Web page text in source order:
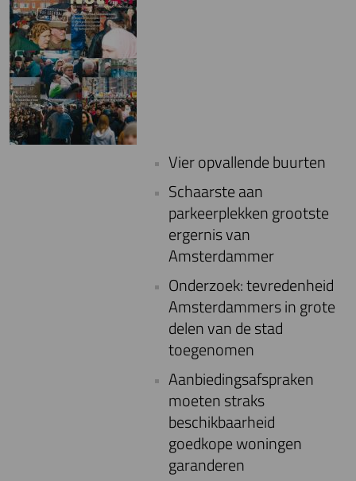
Vier opvallende buurten
Schaarste aan
parkeerplekken grootste
ergernis van
Amsterdammer
Onderzoek: tevredenheid
Amsterdammers in grote
delen van de stad
toegenomen
Aanbiedingsafspraken
moeten straks
beschikbaarheid
goedkope woningen
garanderen